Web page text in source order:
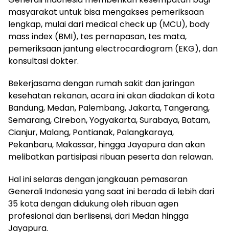
masyarakat untuk bisa mengakses pemeriksaan
lengkap, mulai dari medical check up (MCU), body
mass index (BMI), tes pernapasan, tes mata,
pemeriksaan jantung electrocardiogram (EKG), dan
konsultasi dokter.
Bekerjasama dengan rumah sakit dan jaringan
kesehatan rekanan, acara ini akan diadakan di kota
Bandung, Medan, Palembang, Jakarta, Tangerang,
Semarang, Cirebon, Yogyakarta, Surabaya, Batam,
Cianjur, Malang, Pontianak, Palangkaraya,
Pekanbaru, Makassar, hingga Jayapura dan akan
melibatkan partisipasi ribuan peserta dan relawan.
Hal ini selaras dengan jangkauan pemasaran
Generali Indonesia yang saat ini berada di lebih dari
35 kota dengan didukung oleh ribuan agen
profesional dan berlisensi, dari Medan hingga
Jayapura.